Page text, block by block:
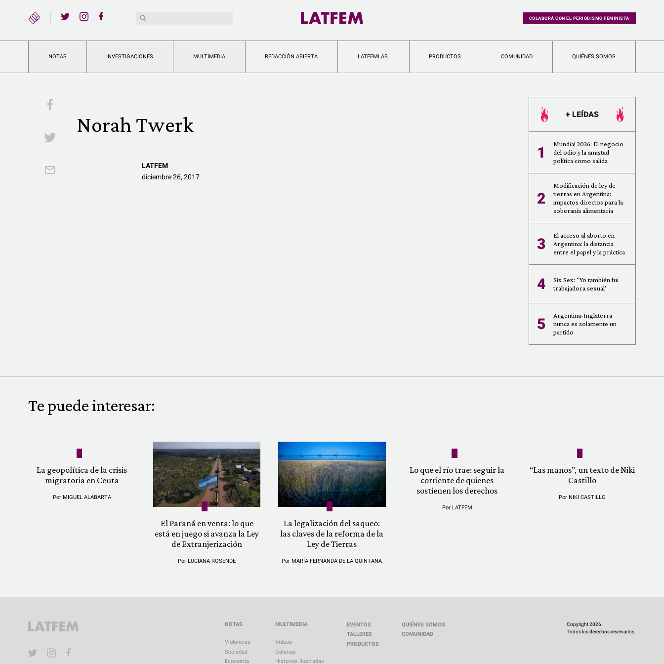
YouTubeBuscar: COLABORÁ CON EL PERIODISMO FEMINISTA
NOTAS INVESTIGACIONES MULTIMEDIA REDACCIÓN ABIERTA LATFEMLAB. PRODUCTOS COMUNIDAD QUIÉNES SOMOS
Norah Twerk
LATFEM
diciembre 26, 2017
+ LEÍDAS
1
Mundial 2026: El negocio
del odio y la amistad
política como salida
2
Modificación de ley de
tierras en Argentina:
impactos directos para la
soberanía alimentaria
3
El acceso al aborto en
Argentina: la distancia
entre el papel y la práctica
4
Six Sex: "Yo también fui
trabajadora sexual"
5
Argentina-Inglaterra
nunca es solamente un
partido
Te puede interesar:
La geopolítica de la crisis
migratoria en Ceuta
Por MIGUEL ALABARTA
El Paraná en venta: lo que
está en juego si avanza la Ley
de Extranjerización
Por LUCIANA ROSENDE
La legalización del saqueo:
las claves de la reforma de la
Ley de Tierras
Por MARÍA FERNANDA DE LA QUINTANA
Lo que el río trae: seguir la
corriente de quienes
sostienen los derechos
Por LATFEM
“Las manos”, un texto de Niki
Castillo
Por NIKI CASTILLO
NOTAS
Violencias
Sociedad
Economía
MULTIMEDIA
Videos
Galerias
Historias Ilustradas
EVENTOS
TALLERES
PRODUCTOS
QUIÉNES SOMOS
COMUNIDAD
Copyright 2026.
Todos los derechos reservados.